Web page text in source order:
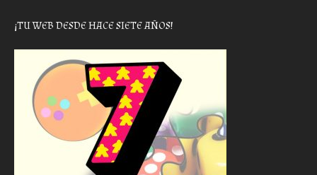
¡TU WEB DESDE HACE SIETE AÑOS!